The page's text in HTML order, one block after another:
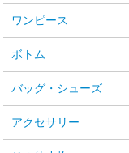
ワンピース
ボトム
バッグ・シューズ
アクセサリー